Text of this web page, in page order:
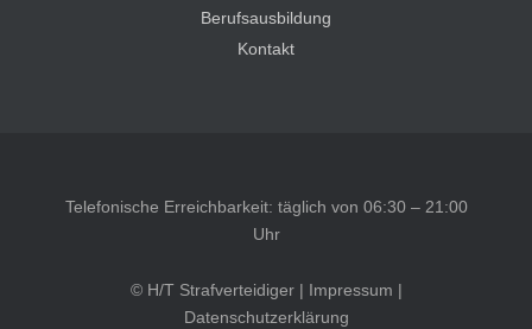
Berufsausbildung
Kontakt
Telefonische Erreichbarkeit: täglich von 06:30 – 21:00
Uhr
© H/T Strafverteidiger | Impressum |
Datenschutzerklärung